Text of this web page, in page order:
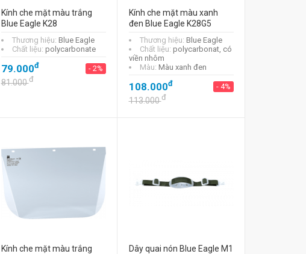
Kính che mặt màu trắng
Blue Eagle K28
Thương hiệu: Blue Eagle
Chất liệu: polycarbonate
79.000đ - 2%
81.000đ
Kính che mặt màu xanh
đen Blue Eagle K28G5
Thương hiệu: Blue Eagle
Chất liệu: polycarbonat, có
viền nhôm
Màu: Màu xanh đen
108.000đ - 4%
113.000đ
Kính che mặt màu trắng
Dây quai nón Blue Eagle M1